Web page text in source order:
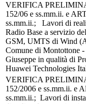
VERIFICA
152/06 e ss.mm.ii. e
ss.mm.ii.; Lavori di
Radio Base a servizio
GSM, UMTS di Wind
Comune di Montottone
Giuseppe in qualità di
Huawei Technologies
VERIFICA
152/2006 e ss.mm.ii. e
ss.mm.ii.; Lavori di